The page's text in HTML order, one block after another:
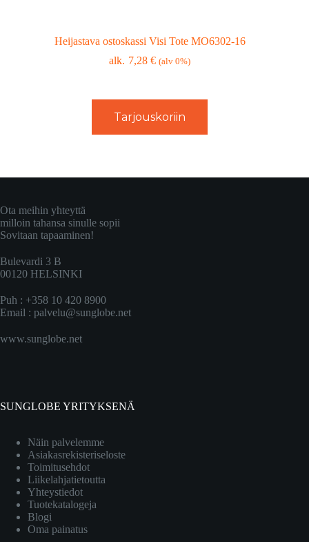
Heijastava ostoskassi Visi Tote MO6302-16
7,28€ (alv 0%)
Tarjouskoriin
Ota meihin yhteyttä
milloin tahansa sinulle sopii
Sovitaan tapaaminen!
Bulevardi 3 B
00120 HELSINKI
Puh : +358 10 420 8900
Email : palvelu@sunglobe.net
www.sunglobe.net
SUNGLOBE YRITYKSENÄ
Näin palvelemme
Asiakasrekisteriseloste
Toimitusehdot
Liikelahjatietoutta
Yhteystiedot
Tuotekatalogeja
Blogi
Oma painatus